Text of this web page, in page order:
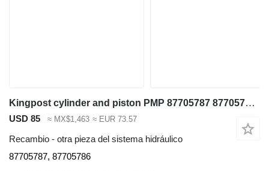
Kingpost cylinder and piston PMP 87705787 87705786 para New Holland B115B, B110B, B100B, B100BLR, B90B retroexcavadora
USD 85 ≈ MX$1,463 ≈ EUR 73.57
Recambio - otra pieza del sistema hidráulico
87705787, 87705786